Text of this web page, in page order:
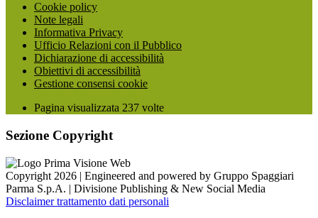
Cookie policy
Note legali
Informativa Privacy
Ufficio Relazioni con il Pubblico
Dichiarazione di accessibilità
Obiettivi di accessibilità
Gestione consensi cookie
Pagina visualizzata 237 volte
Sezione Copyright
Copyright 2026 | Engineered and powered by Gruppo Spaggiari
Parma S.p.A. | Divisione Publishing & New Social Media
Disclaimer trattamento dati personali